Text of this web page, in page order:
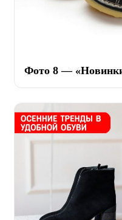
Фото 8 —